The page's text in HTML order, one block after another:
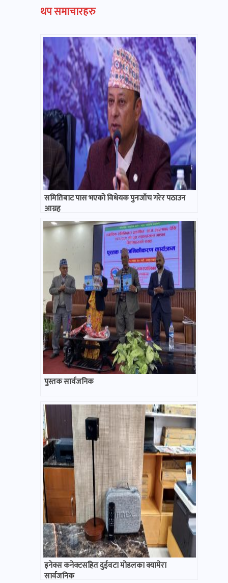
थप समाचारहरु
समितिबाट पास भएको विधेयक पुनःजाँच गरेर पठाउन
आग्रह
पुस्तक सार्वजनिक
इनेक्स कनेक्टसहित दुईवटा मोडलका क्यामेरा
सार्वजनिक